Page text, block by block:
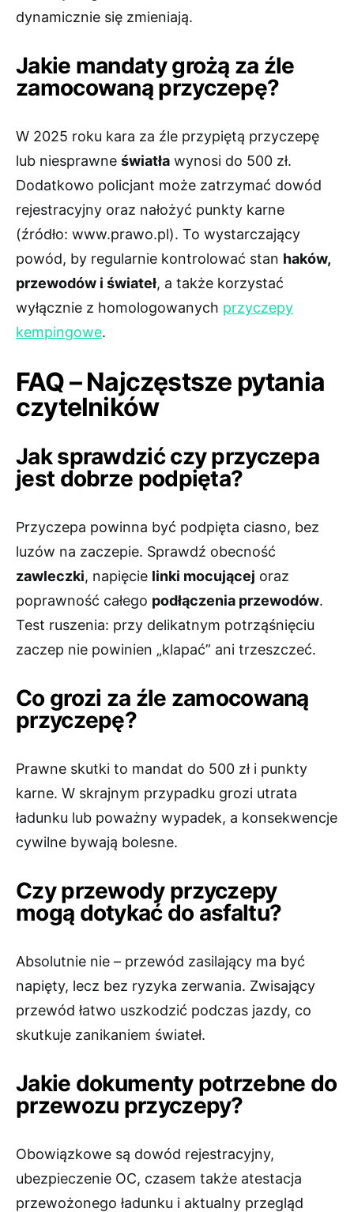
dynamicznie się zmieniają.
Jakie mandaty grożą za źle
zamocowaną przyczepę?
W 2025 roku kara za źle przypiętą przyczepę
lub niesprawne światła wynosi do 500 zł.
Dodatkowo policjant może zatrzymać dowód
rejestracyjny oraz nałożyć punkty karne
(źródło: www.prawo.pl). To wystarczający
powód, by regularnie kontrolować stan haków,
przewodów i świateł, a także korzystać
wyłącznie z homologowanych przyczepy
kempingowe.
FAQ – Najczęstsze pytania
czytelników
Jak sprawdzić czy przyczepa
jest dobrze podpięta?
Przyczepa powinna być podpięta ciasno, bez
luzów na zaczepie. Sprawdź obecność
zawleczki, napięcie linki mocującej oraz
poprawność całego podłączenia przewodów.
Test ruszenia: przy delikatnym potrząśnięciu
zaczep nie powinien „klapać” ani trzeszczeć.
Co grozi za źle zamocowaną
przyczepę?
Prawne skutki to mandat do 500 zł i punkty
karne. W skrajnym przypadku grozi utrata
ładunku lub poważny wypadek, a konsekwencje
cywilne bywają bolesne.
Czy przewody przyczepy
mogą dotykać do asfaltu?
Absolutnie nie – przewód zasilający ma być
napięty, lecz bez ryzyka zerwania. Zwisający
przewód łatwo uszkodzić podczas jazdy, co
skutkuje zanikaniem świateł.
Jakie dokumenty potrzebne do
przewozu przyczepy?
Obowiązkowe są dowód rejestracyjny,
ubezpieczenie OC, czasem także atestacja
przewożonego ładunku i aktualny przegląd